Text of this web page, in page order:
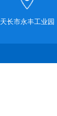
天长市永丰工业园